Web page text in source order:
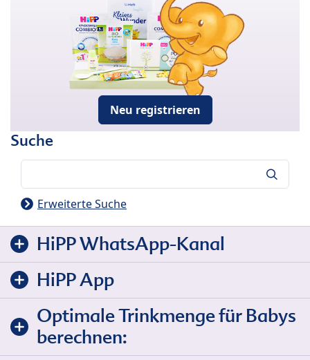
Neu registrieren
Suche
Erweiterte Suche
HiPP WhatsApp-Kanal
HiPP App
Optimale Trinkmenge für Babys
berechnen: